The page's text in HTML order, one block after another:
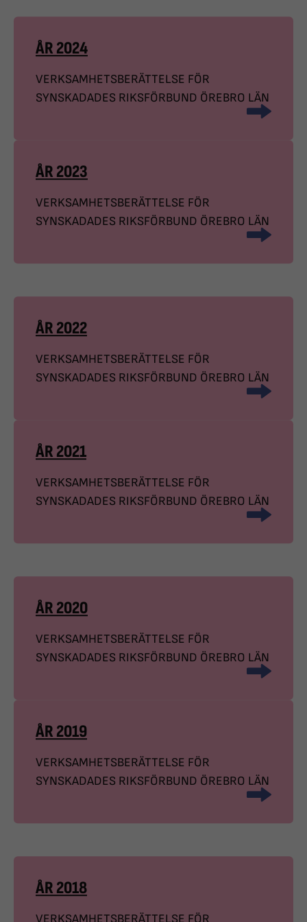
ÅR 2024
VERKSAMHETSBERÄTTELSE FÖR
SYNSKADADES RIKSFÖRBUND ÖREBRO LÄN
ÅR 2023
VERKSAMHETSBERÄTTELSE FÖR
SYNSKADADES RIKSFÖRBUND ÖREBRO LÄN
ÅR 2022
VERKSAMHETSBERÄTTELSE FÖR
SYNSKADADES RIKSFÖRBUND ÖREBRO LÄN
ÅR 2021
VERKSAMHETSBERÄTTELSE FÖR
SYNSKADADES RIKSFÖRBUND ÖREBRO LÄN
ÅR 2020
VERKSAMHETSBERÄTTELSE FÖR
SYNSKADADES RIKSFÖRBUND ÖREBRO LÄN
ÅR 2019
VERKSAMHETSBERÄTTELSE FÖR
SYNSKADADES RIKSFÖRBUND ÖREBRO LÄN
ÅR 2018